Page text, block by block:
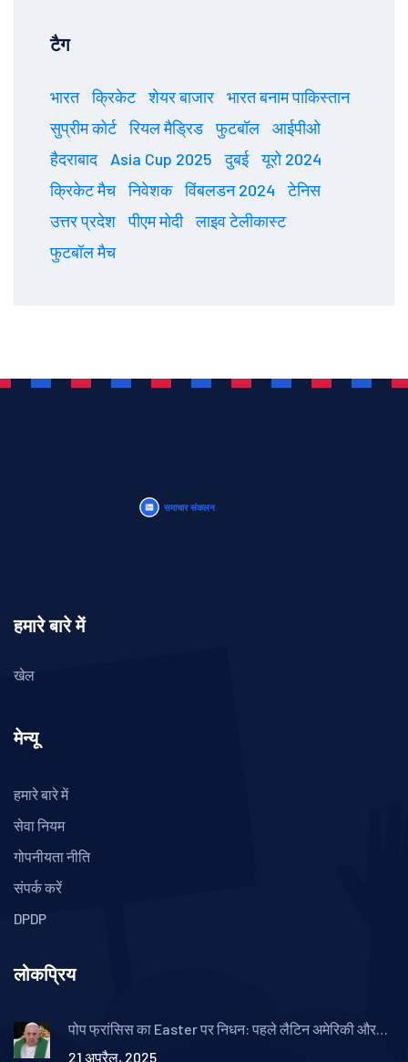
टैग
भारत क्रिकेट शेयर बाजार
भारत बनाम पाकिस्तान
सुप्रीम कोर्ट
रियल मैड्रिड फुटबॉल
आईपीओ
हैदराबाद
Asia Cup 2025 दुबई
यूरो 2024
क्रिकेट मैच
निवेशक विंबलडन 2024
टेनिस
उत्तर प्रदेश
पीएम मोदी
लाइव टेलीकास्ट
फुटबॉल मैच
हमारे बारे में
खेल
मेन्यू
हमारे बारे में
सेवा नियम
गोपनीयता नीति
संपर्क करें
DPDP
लोकप्रिय
पोप फ्रांसिस का Easter पर निधन: पहले लैटिन अमेरिकी और
21 अप्रैल, 2025